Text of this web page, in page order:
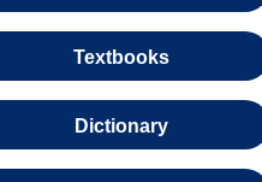
Textbooks
Dictionary